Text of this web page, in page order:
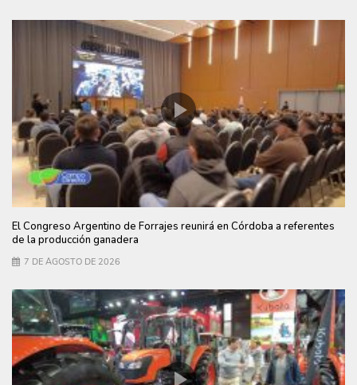
El Congreso Argentino de Forrajes reunirá en Córdoba a referentes
de la producción ganadera
7 DE AGOSTO DE 2026